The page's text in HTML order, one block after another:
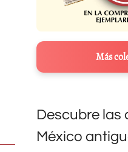
Más
Descubre las
México